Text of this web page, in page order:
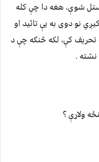
شوې، هغه دا چې کله
نو دوی به یې تائید او
تحریف کې، لکه څنګه چې د
.
ولاړې ؟